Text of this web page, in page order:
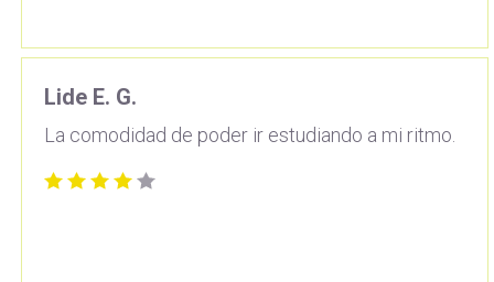
Lide E. G.
La comodidad de poder ir estudiando a mi ritmo.